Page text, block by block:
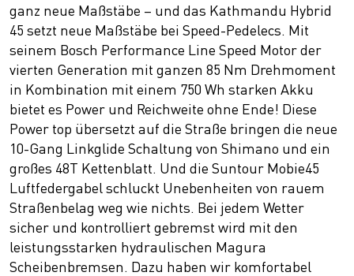
ganz neue Maßstäbe – und das Kathmandu Hybrid
45 setzt neue Maßstäbe bei Speed-Pedelecs. Mit
seinem Bosch Performance Line Speed Motor der
vierten Generation mit ganzen 85 Nm Drehmoment
in Kombination mit einem 750 Wh starken Akku
bietet es Power und Reichweite ohne Ende! Diese
Power top übersetzt auf die Straße bringen die neue
10-Gang Linkglide Schaltung von Shimano und ein
großes 48T Kettenblatt. Und die Suntour Mobie45
Luftfedergabel schluckt Unebenheiten von rauem
Straßenbelag weg wie nichts. Bei jedem Wetter
sicher und kontrolliert gebremst wird mit den
leistungsstarken hydraulischen Magura
Scheibenbremsen. Dazu haben wir komfortabel